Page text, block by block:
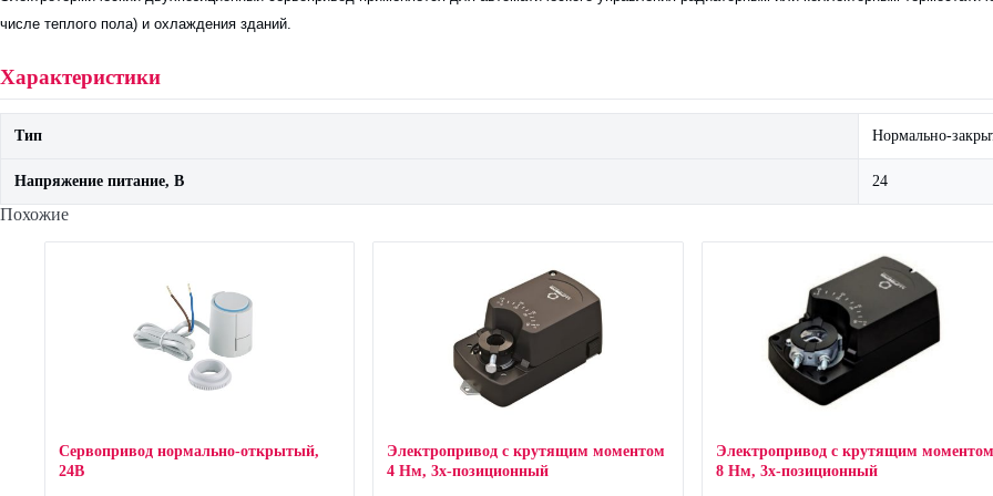
числе теплого пола) и охлаждения зданий.
Характеристики
Тип Нормально-
Напряжение питание, В 24
Похожие
Сервопривод нормально-открытый,
24В
Электропривод с крутящим моментом
4 Нм, 3х-позиционный
Электропривод с крутящим моментом
8 Нм, 3х-позиционный